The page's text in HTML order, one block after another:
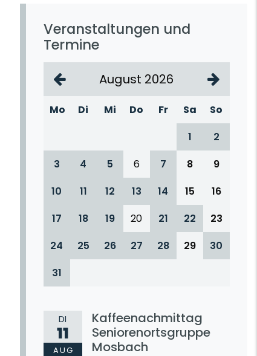
Veranstaltungen und
Termine
August 2026
Mo Di Mi Do Fr Sa
So
1
2
3
4 5 6 7 8
9
10
11 12 13 14 15
16
17
18 19 20 21 22
23
24
25 26 27 28 29
30
31
DI
11
AUG
Kaffeenachmittag
Seniorenortsgruppe
Mosbach